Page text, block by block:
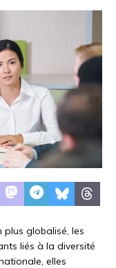
globalisé, les
liés à la diversité
elles